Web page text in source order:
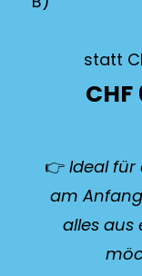
statt
👉 Ideal für
am
alles aus